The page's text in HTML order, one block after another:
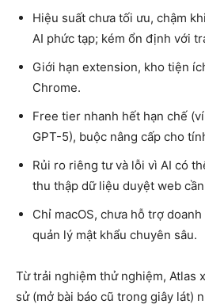
Hiệu suất chưa tối ưu, chậm
AI phức tạp; kém ổn định với
Giới hạn extension, kho tiện
Chrome.
Free tier nhanh hết hạn chế
GPT-5), buộc nâng cấp cho
Rủi ro riêng tư và lỗi vì AI có
thu thập dữ liệu duyệt web
Chỉ macOS, chưa hỗ trợ
quản lý mật khẩu chuyên sâu.
Từ trải nghiệm thử nghiệm, Atlas
sử (mở bài báo cũ trong giây lát)